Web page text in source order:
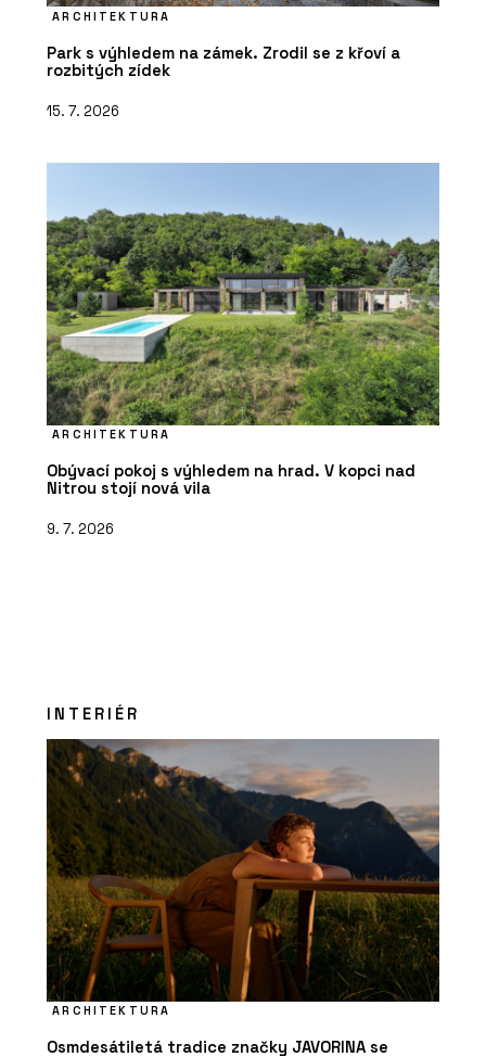
ARCHITEKTURA
Park s výhledem na zámek. Zrodil se z křoví a
rozbitých zídek
15. 7. 2026
ARCHITEKTURA
Obývací pokoj s výhledem na hrad. V kopci nad
Nitrou stojí nová vila
9. 7. 2026
INTERIÉR
ARCHITEKTURA
Osmdesátiletá tradice značky JAVORINA se